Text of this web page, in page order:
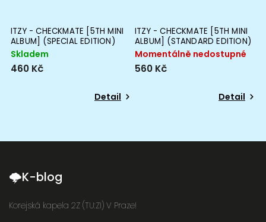
ITZY - CHECKMATE [5TH MINI
ALBUM] (SPECIAL EDITION)
Skladem
460 Kč
Detail
ITZY - CHECKMATE [5TH MINI
ALBUM] (STANDARD EDITION)
Momentálně nedostupné
560 Kč
Detail
🌩K-blog
Korejská kapela 2Z (TU:ZI) V Praze!